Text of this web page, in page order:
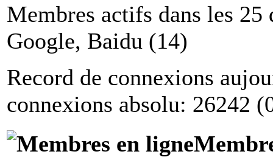
Membres actifs dans les 25
Google, Baidu (14)
Record de connexions
connexions absolu: 26242